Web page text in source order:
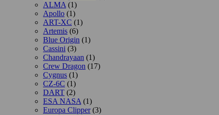
ALMA (1)
Apollo (1)
ART-XC (1)
Artemis (6)
Blue Origin (1)
Cassini (3)
Chandrayaan (1)
Crew Dragon (17)
Cygnus (1)
CZ-6C (1)
DART (2)
ESA NASA (1)
Europa Clipper(3)